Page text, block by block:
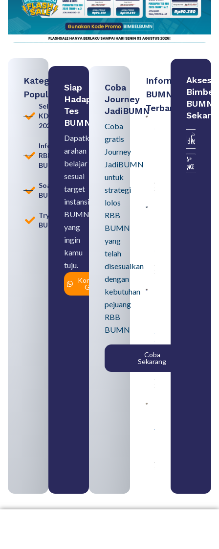
Kategori
Populer
Seleksi
KDKMP
2026
Informasi
RBB
BUMN
Soal
BUMN
Tryout
BUMN
Siap
Hadapi
Tes
BUMN
Dapatkan
arahan
belajar
sesuai
target
instansi
BUMN
yang
ingin
kamu
tuju.
Konsultasi
Gratis
Coba
Journey
JadiBUMN
Coba
gratis
Journey
JadiBUMN
untuk
strategi
lolos
RBB
BUMN
yang
telah
disesuaikan
dengan
kebutuhan
pejuang
RBB
BUMN
Coba
Sekarang
Informasi
BUMN
Terbaru:
Persiapan
Seleksi
Rekrutmen
Memahami
August 8,
2026
August 6,
2026
SMA
Syarat,
Posisi,
dan
Cara
Daftar
August 5,
2026
yang
August 4,
2026
Akses
Bimbel
BUMN